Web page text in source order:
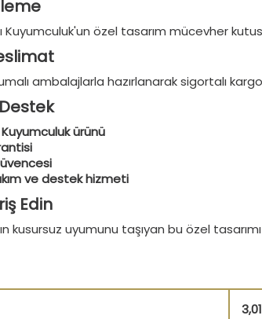
Kuyumculuk'un özel tasarım mücevher
ambalajlarla hazırlanarak sigortalı
ürünü
ve destek hizmeti
Edin
kusursuz uyumunu taşıyan bu özel